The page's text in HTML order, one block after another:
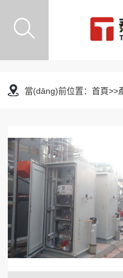
當(dāng)前位置：首頁>>